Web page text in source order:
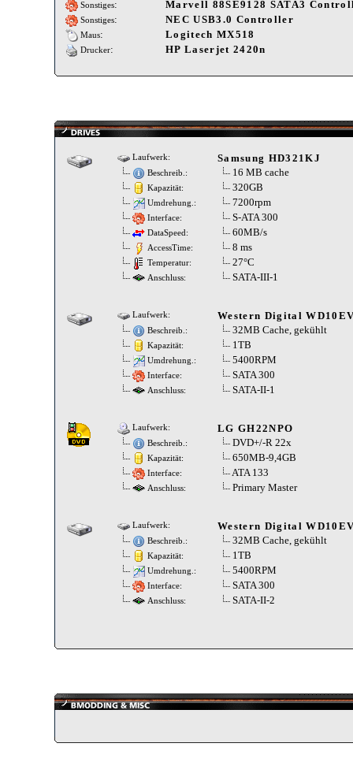
Sonstiges: Marvell 88SE9128 SATA3
Sonstiges: NEC USB3.0 Controller
Maus: Logitech MX518
Drucker: HP Laserjet 2420n
Laufwerk: Samsung HD321KJ
Beschreib.: 16 MB cache
Kapazität: 320GB
Umdrehung.: 7200rpm
Interface: S-ATA 300
DataSpeed: 60MB/s
AccessTime: 8 ms
Temperatur: 27°C
Anschluss: SATA-III-1
Laufwerk: Western Digital
Beschreib.: 32MB Cache, gekühlt
Kapazität: 1TB
Umdrehung.: 5400RPM
Interface: SATA 300
Anschluss: SATA-II-1
Laufwerk: LG GH22NPO
Beschreib.: DVD+/-R 22x
Kapazität: 650MB-9,4GB
Interface: ATA 133
Anschluss: Primary Master
Laufwerk: Western Digital
Beschreib.: 32MB Cache, gekühlt
Kapazität: 1TB
Umdrehung.: 5400RPM
Interface: SATA 300
Anschluss: SATA-II-2